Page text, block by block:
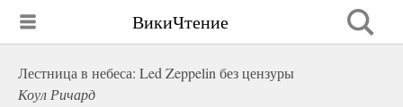
ВикиЧтение
Лестница в небеса: Led Zeppelin без цензуры
Коул Ричард